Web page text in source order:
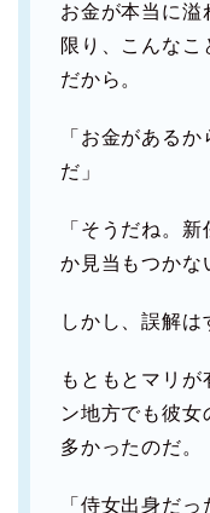
お金が本当に溢
限り、こんなこ
だから。
「お金がある
だ」
「そうだね。
か見当もつかな
しかし、誤解は
もともとマリ
ン地方でも彼女
多かったのだ。
「侍女出身だ